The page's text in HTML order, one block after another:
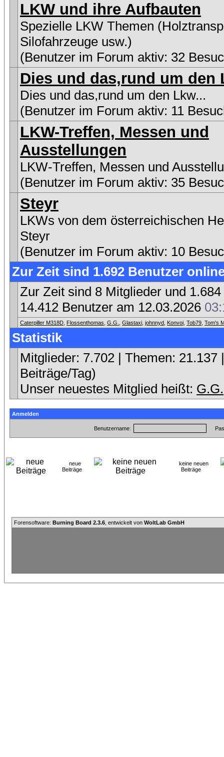
LKW und ihre Aufbauten
Spezielle LKW Themen
Silofahrzeuge usw.)
(Benutzer im Forum aktiv: 32
Dies und das,rund um den
Dies und das,rund um den Lkw...
(Benutzer im Forum aktiv: 11
LKW-Treffen, Messen und
Ausstellungen
LKW-Treffen, Messen und
(Benutzer im Forum aktiv: 35
Steyr
LKWs von dem österreichischen
Steyr
(Benutzer im Forum aktiv: 10
Zur Zeit sind 1.692 Benutzer
Zur Zeit sind 8 Mitglieder und
14.412 Benutzer am 12.03.2026
Caterpiller M318D Flossenthomas G.G. Glastaxi johnnyd Konvoi Tob79 Tom's
Statistik
Mitglieder: 7.702 | Themen:
Beiträge/Tag)
Unser neuestes Mitglied heißt: G.G.
Anmelden
Benutzername:
neue
Beiträge
keine neuen
Beiträge
Forensoftware: Burning Board 2.3.6 , entwickelt von WoltLab GmbH